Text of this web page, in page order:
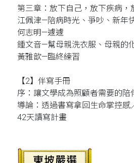
第三章：放下自己，放下疾病，
江佩津—陪病時光、爭吵、新年
何志明—遽遽
鍾文音—幫母親洗衣服、母親的
黃雅歆—臨終練習
【2】伴寫手冊
序：讓文學成為照顧者需要的陪
導論：透過書寫拿回生命掌控感
42天讀寫計畫